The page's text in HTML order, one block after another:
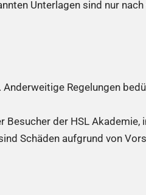
Unterlagen sind nur
Regelungen
der HSL
Schäden aufgrund von